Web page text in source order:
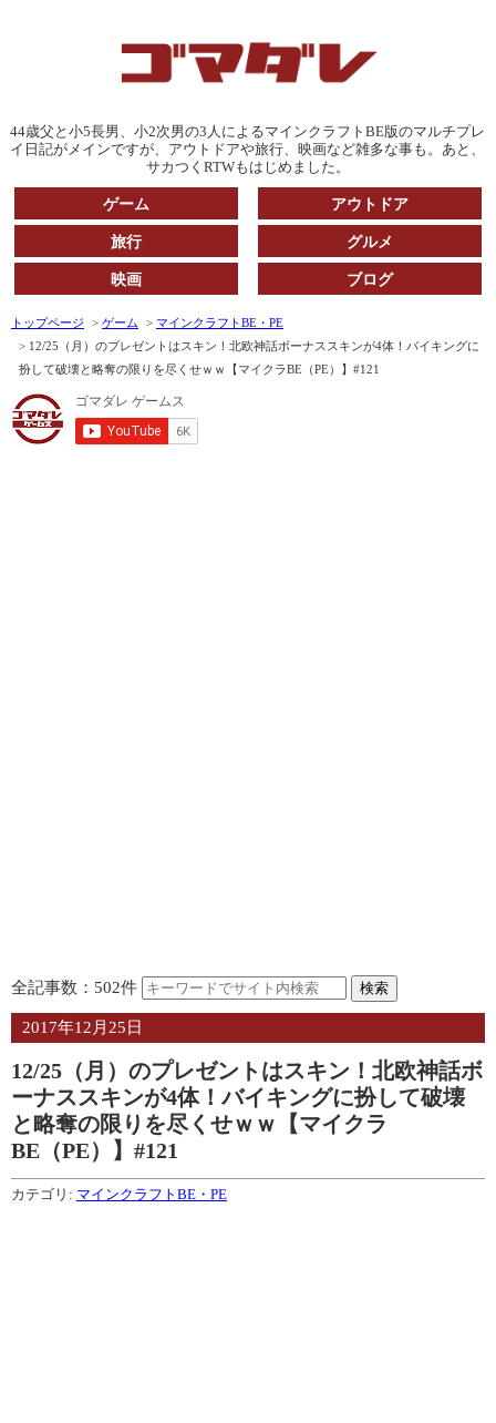
44歳父と小5長男、小2次男の3人によるマインクラフトBE版のマルチプレ
イ日記がメインですが、アウトドアや旅行、映画など雑多な事も。あと、
サカつくRTWもはじめました。
ゲーム アウトドア
旅行 グルメ
映画 ブログ
トップページ ゲーム
マインクラフトBE・PE
12/25（月）のプレゼントはスキン！北欧神話ボーナススキンが4体！バイキングに
扮して破壊と略奪の限りを尽くせｗｗ【マイクラBE（PE）】#121
全記事数：502件
2017年12月25日
12/25（月）のプレゼントはスキン！北欧神話ボ
ーナススキンが4体！バイキングに扮して破壊
と略奪の限りを尽くせｗｗ【マイクラ
BE（PE）】#121
カテゴリ: マインクラフトBE・PE